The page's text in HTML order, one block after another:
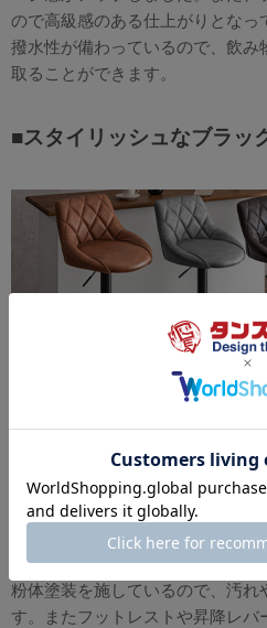
ので高級感のある仕上がりとなっ
撥水性が備わっているので、飲み
取ることができます。
■スタイリッシュなブラッ
今回のリニューアルで、お部屋
ッシュなブラック脚となりました
うな風合いと、ブラック脚の重厚
るヴィンテージデザインになりま
粉体塗装を施しているので、汚れ
す。またフットレストや昇降レバ